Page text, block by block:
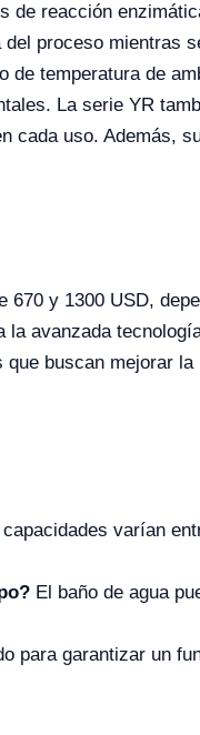
reacción
proceso mientras
temperatura de
La serie YR
cada uso. Además,
y 1300 USD,
avanzada
buscan mejorar
capacidades varían
El baño de agua
para garantizar un